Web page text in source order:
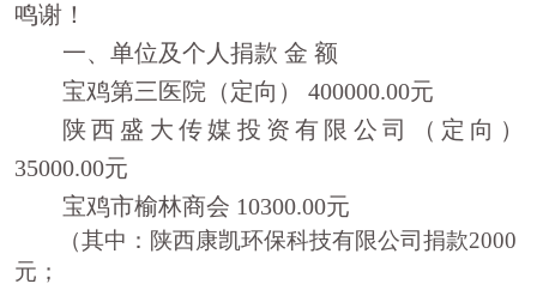
鸣谢！
一、单位及个人捐款 金 额
宝鸡第三医院（定向）
400000.00元
陕西盛大传媒投资有限公司（定向）
35000.00元
宝鸡市榆林商会 10300.00元
（其中：陕西康凯环保科技有限公司捐款2000
元；